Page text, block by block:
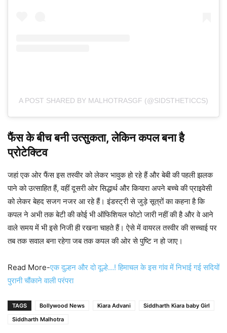
A POST SHARED BY MALHOTRASGF (@SIDSTHETICCS)
फैंस के बीच बनी उत्सुकता, लेकिन कपल बना है
प्रोटेक्टिव
जहां एक ओर फैंस इस तस्वीर को लेकर भावुक हो रहे हैं और बेबी की पहली झलक
पाने को उत्साहित हैं, वहीं दूसरी ओर सिद्धार्थ और कियारा अपने बच्चे की प्राइवेसी
को लेकर बेहद सजग नजर आ रहे हैं। इंडस्ट्री से जुड़े सूत्रों का कहना है कि
कपल ने अभी तक बेटी की कोई भी ऑफिशियल फोटो जारी नहीं की है और वे आने
वाले समय में भी इसे निजी ही रखना चाहते हैं। ऐसे में वायरल तस्वीर की सच्चाई पर
तब तक सवाल बना रहेगा जब तक कपल की ओर से पुष्टि न हो जाए।
Read More-एक दुल्हन और दो दूल्हे…! हिमाचल के इस गांव में निभाई गई सदियों
पुरानी चौंकाने वाली परंपरा
TAGS Bollywood News Kiara Advani
Siddharth Kiara baby Girl
Siddharth Malhotra